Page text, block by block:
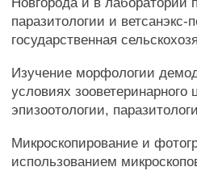
паразитологии и
государственная
Изучение морфологии
условиях
эпизоотологии,
Микроскопирование и
использованием